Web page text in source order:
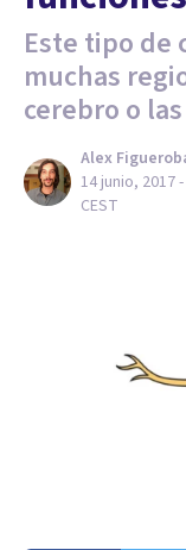
Este tipo de
muchas
cerebro o
Alex
14 junio, 2017
CEST